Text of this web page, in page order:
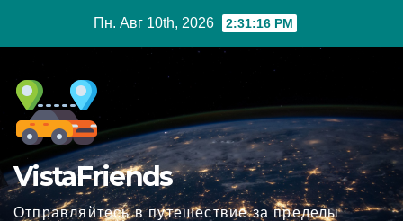
Пн. Авг 10th, 2026 2:31:17 PM
VistaFriends
Отправляйтесь в путешествие за пределы